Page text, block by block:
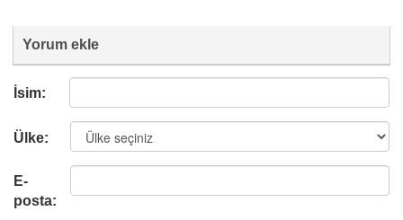
Yorum ekle
İsim:
Ülke:
E-
posta: